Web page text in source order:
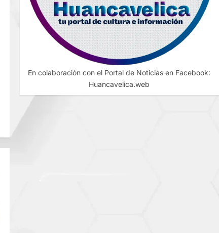
En colaboración con el Portal de Noticias en Facebook:
Huancavelica.web